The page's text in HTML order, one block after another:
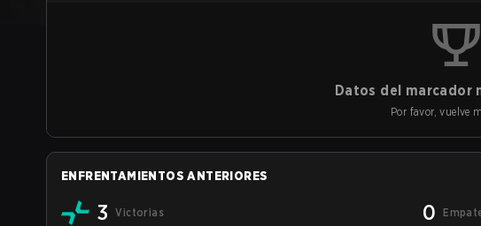
Datos del marcador
Por favor, vuelve
ENFRENTAMIENTOS ANTERIORES
3 Victorias 0